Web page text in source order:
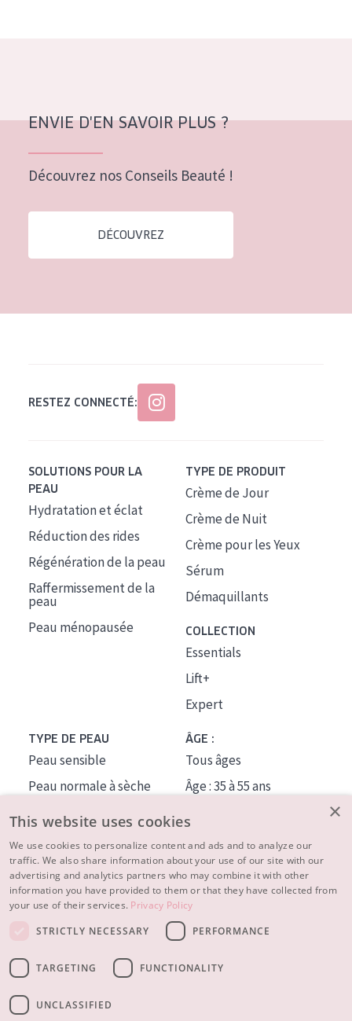
Peau normale à sèche
Peau mature
Peau ménopausée
Âge : 55+
ENVIE D'EN SAVOIR PLUS ?
Découvrez nos Conseils Beauté !
DÉCOUVREZ
RESTEZ CONNECTÉ:
SOLUTIONS POUR LA
PEAU
Hydratation et éclat
Réduction des rides
Régénération de la peau
Raffermissement de la
peau
Peau ménopausée
TYPE DE PRODUIT
Crème de Jour
Crème de Nuit
Crème pour les Yeux
Sérum
Démaquillants
COLLECTION
Essentials
Lift+
Expert
TYPE DE PEAU
Peau sensible
Peau normale à sèche
Peau mixte ou grasse
Peau mature
Peau ménopausée
ÂGE :
Tous âges
Âge : 35 à 55 ans
À PROPOS
CONSEILS BEAUTÉ
×
This website uses cookies
We use cookies to personalize content and ads and to analyze our
traffic. We also share information about your use of our site with our
advertising and analytics partners who may combine it with other
information you have provided to them or that they have collected from
your use of their services. Privacy Policy
STRICTLY NECESSARY
PERFORMANCE
TARGETING FUNCTIONALITY
UNCLASSIFIED